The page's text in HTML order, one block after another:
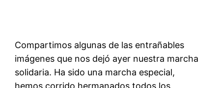
Compartimos algunas de las entrañables
imágenes que nos dejó ayer nuestra marcha
solidaria. Ha sido una marcha especial,
hemos corrido hermanados todos los